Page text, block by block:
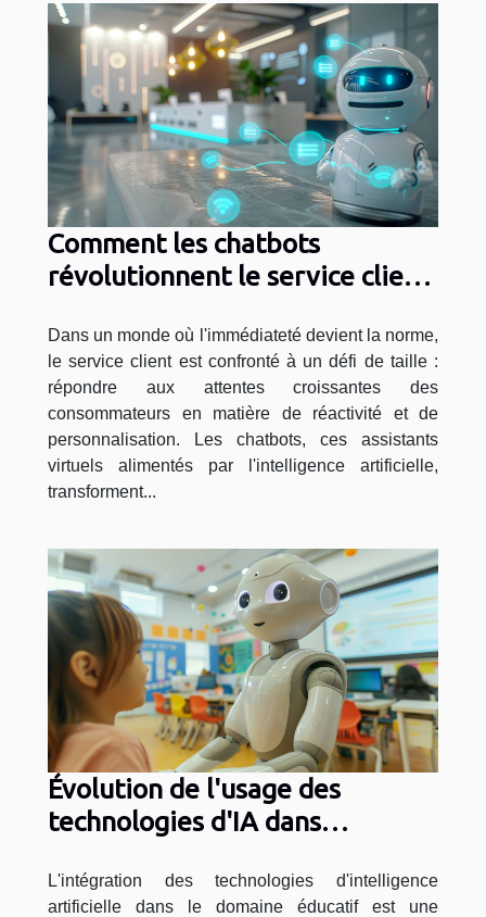
Comment les chatbots
révolutionnent le service client
Dans un monde où l'immédiateté devient la norme,
le service client est confronté à un défi de taille :
répondre aux attentes croissantes des
consommateurs en matière de réactivité et de
personnalisation. Les chatbots, ces assistants
virtuels alimentés par l'intelligence artificielle,
transforment...
Évolution de l'usage des
technologies d'IA dans
L'intégration des technologies d'intelligence
artificielle dans le domaine éducatif est une